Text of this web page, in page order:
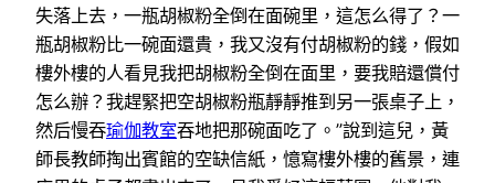
失落上去，一瓶胡椒粉全倒在面碗里，這怎么得了？一
瓶胡椒粉比一碗面還貴，我又沒有付胡椒粉的錢，假如
樓外樓的人看見我把胡椒粉全倒在面里，要我賠還償付
怎么辦？我趕緊把空胡椒粉瓶靜靜推到另一張桌子上，
然后慢吞瑜伽教室吞地把那碗面吃了。”說到這兒，黃
師長教師掏出賓館的空缺信紙，憶寫樓外樓的舊景，連